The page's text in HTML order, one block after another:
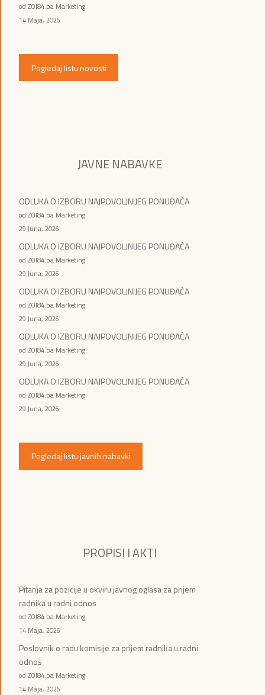
od ZOI84.ba Marketing
14 Maja, 2026
Pogledaj listu novosti
JAVNE NABAVKE
ODLUKA O IZBORU NAJPOVOLJNIJEG PONUĐAČA
od ZOI84.ba Marketing
29 Juna, 2026
ODLUKA O IZBORU NAJPOVOLJNIJEG PONUĐAČA
od ZOI84.ba Marketing
29 Juna, 2026
ODLUKA O IZBORU NAJPOVOLJNIJEG PONUĐAČA
od ZOI84.ba Marketing
29 Juna, 2026
ODLUKA O IZBORU NAJPOVOLJNIJEG PONUĐAČA
od ZOI84.ba Marketing
29 Juna, 2026
ODLUKA O IZBORU NAJPOVOLJNIJEG PONUĐAČA
od ZOI84.ba Marketing
29 Juna, 2026
Pogledaj listu javnih nabavki
PROPISI I AKTI
Pitanja za pozicije u okviru javnog oglasa za prijem
radnika u radni odnos
od ZOI84.ba Marketing
14 Maja, 2026
Poslovnik o radu komisije za prijem radnika u radni
odnos
od ZOI84.ba Marketing
14 Maja, 2026